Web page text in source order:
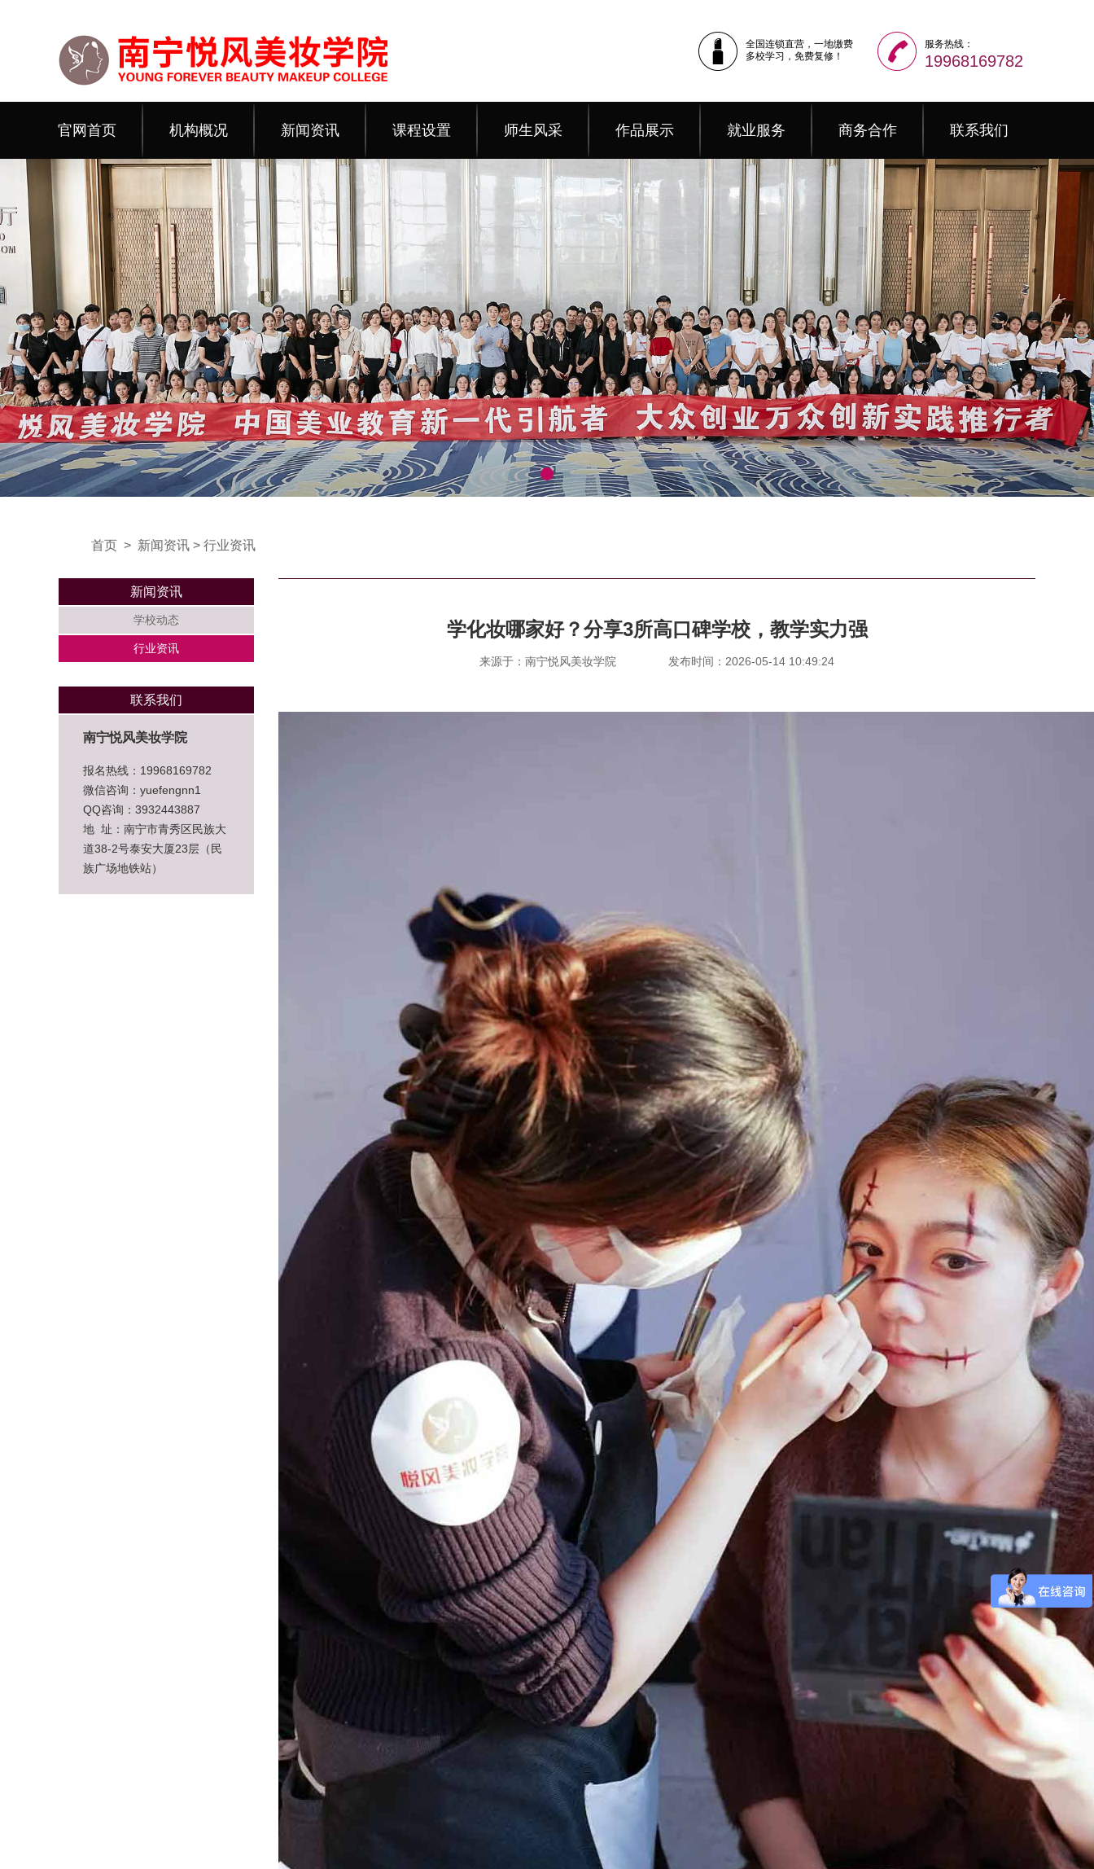
全国连锁直营，一地缴费
多校学习，免费复修！
服务热线：
19968169782
官网首页 机构概况 新闻资讯 课程设置 师生风采 作品展示 就业服务 商务合作 联系我们
首页 > 新闻资讯 > 行业资讯
新闻资讯
学校动态
行业资讯
联系我们
南宁悦风美妆学院
报名热线：19968169782
微信咨询：yuefengnn1
QQ咨询：3932443887
地 址：南宁市青秀区民族大
道38-2号泰安大厦23层（民
族广场地铁站）
学化妆哪家好？分享3所高口碑学校，教学实力强
来源于：南宁悦风美妆学院 发布时间：2026-05-14 10:49:24